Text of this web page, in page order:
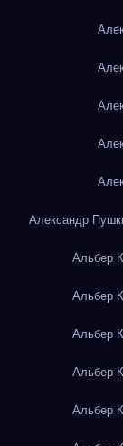
Александр
Альбер
Альбер
Альбер
Альбер
Альбер